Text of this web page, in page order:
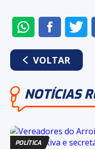
ENVIAR
NO
WHATSAPP
NO
FACEBOOK
VOLTAR
NOTÍCIAS
POLÍTICA